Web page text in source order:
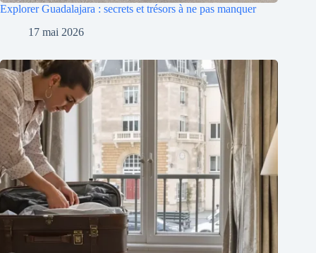
Explorer Guadalajara : secrets et trésors à ne pas manquer
17 mai 2026